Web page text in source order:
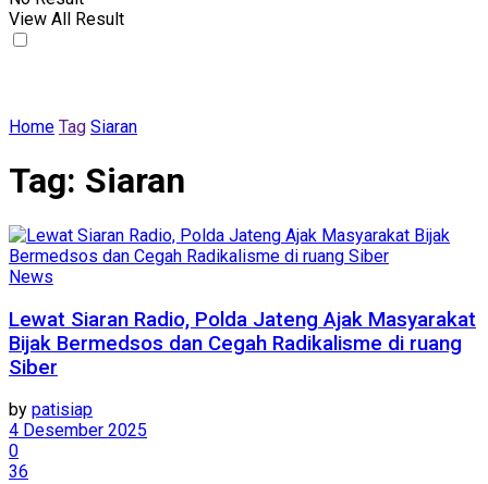
View All Result
Home Tag Siaran
Tag: Siaran
News
Lewat Siaran Radio, Polda Jateng Ajak Masyarakat
Bijak Bermedsos dan Cegah Radikalisme di ruang
Siber
by patisiap
4 Desember 2025
0
36